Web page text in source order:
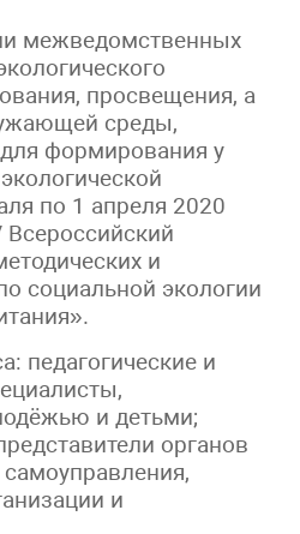
межведомственных
просвещения, а
среды,
формирования у
по 1 апреля 2020
Всероссийский
и
социальной экологии
педагогические и
и детьми;
органов
и